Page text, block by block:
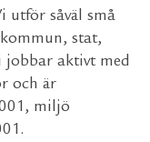
utför såväl små
stat,
jobbar aktivt med
och är
miljö